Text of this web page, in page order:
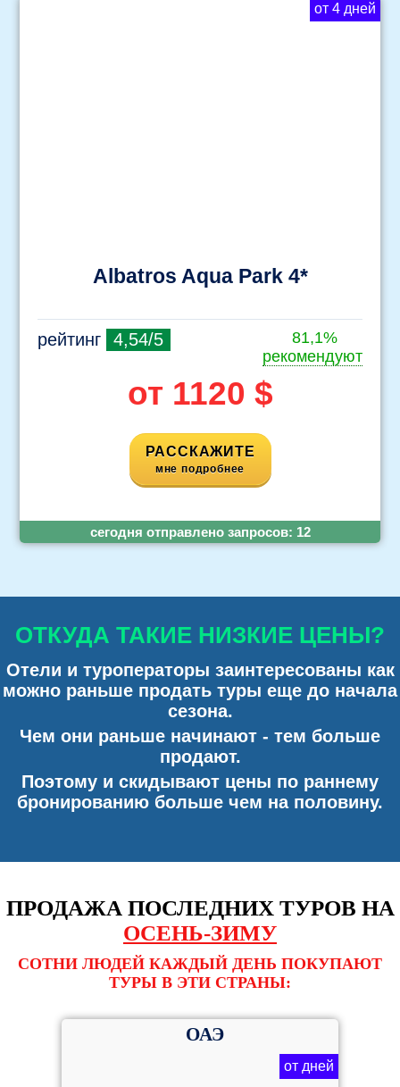
от 4 дней
Albatros Aqua Park 4*
рейтинг 4,54/5
81,1%
рекомендуют
от 1120 $
РАССКАЖИТЕ
мне подробнее
cегодня отправлено запросов: 12
ОТКУДА ТАКИЕ НИЗКИЕ ЦЕНЫ?
Отели и туроператоры заинтересованы как
можно раньше продать туры еще до начала
сезона.
Чем они раньше начинают - тем больше
продают.
Поэтому и скидывают цены по раннему
бронированию больше чем на половину.
ПРОДАЖА ПОСЛЕДНИХ ТУРОВ НА
ОСЕНЬ-ЗИМУ
СОТНИ ЛЮДЕЙ КАЖДЫЙ ДЕНЬ ПОКУПАЮТ
ТУРЫ В ЭТИ СТРАНЫ:
ОАЭ
от дней